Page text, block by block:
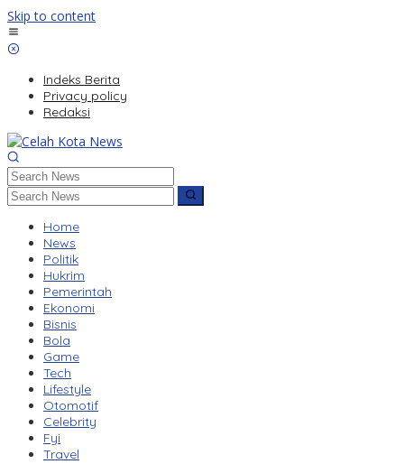
Skip to content
Indeks Berita
Privacy policy
Redaksi
Home
News
Politik
Hukrim
Pemerintah
Ekonomi
Bisnis
Bola
Game
Tech
Lifestyle
Otomotif
Celebrity
Fyi
Travel